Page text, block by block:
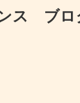
ンス ブロ